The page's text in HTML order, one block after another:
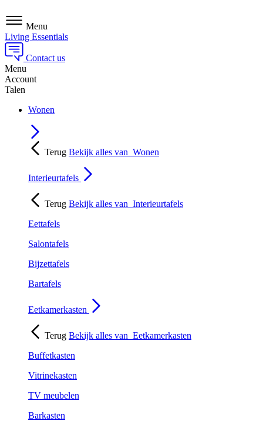
Menu
Living Essentials
Contact us
Menu
Account
Talen
Wonen
Terug Bekijk alles van Wonen
Interieurtafels
Terug Bekijk alles van Interieurtafels
Eettafels
Salontafels
Bijzettafels
Bartafels
Eetkamerkasten
Terug Bekijk alles van Eetkamerkasten
Buffetkasten
Vitrinekasten
TV meubelen
Barkasten